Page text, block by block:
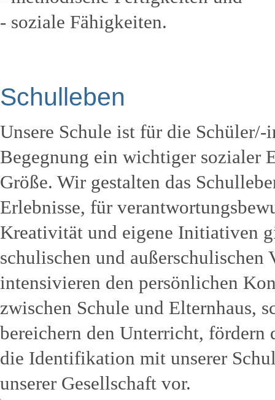
- soziale Fähigkeiten.
Schulleben
Unsere Schule ist für die
Begegnung ein wichtiger sozialer
Größe. Wir gestalten das
Erlebnisse, für
Kreativität und eigene Initiativen
schulischen und
intensivieren den persönlichen
zwischen Schule und Elternhaus,
bereichern den Unterricht,
die Identifikation mit unserer
unserer Gesellschaft vor.